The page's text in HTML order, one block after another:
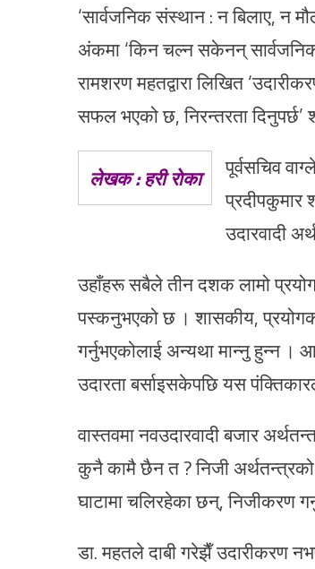
‘सार्वजनिक संस्थान : न बिलाए, न
अंकमा ‘किन चल्न सकेनन्
रामशरण महतद्वारा लिखित
सफल भएको छ, निरन्तरता दिनुपर्छ’
लेखक : हरी राेका
पूर्वसचिव
प्रदीपकुमार
उदारवादी
उहाँहरू सबैले तीन दशक लामो
पस्कनुभएको छ । शासकीय,
गर्नुभएकोलाई अन्यथा मान्नु हुन्न ।
उदारता बर्साइसकेपछि यस
वास्तवमा नवउदारवादी बजार
कुनै कामै छैन त ? निजी अर्थतन्त्रको
घाटामा चलिरहेका छन्, निजीकरण
डा. महतले दाबी गरेझैँ उदारीकरण